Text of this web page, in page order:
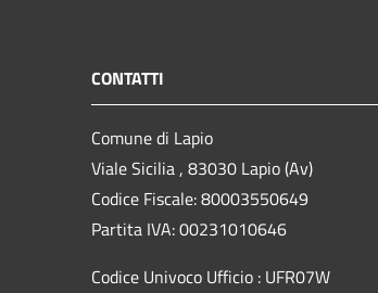
CONTATTI
Comune di Lapio
Viale Sicilia , 83030 Lapio (Av)
Codice Fiscale: 80003550649
Partita IVA: 00231010646
Codice Univoco Ufficio : UFR07W